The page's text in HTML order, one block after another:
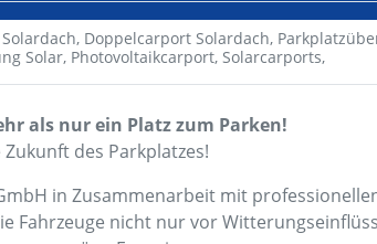
Doppelcarport Solardach,
Solar, Photovoltaikcarport, Solarcarports,
als nur ein Platz zum Parken!
Zukunft des Parkplatzes!
in Zusammenarbeit mit
Fahrzeuge nicht nur vor